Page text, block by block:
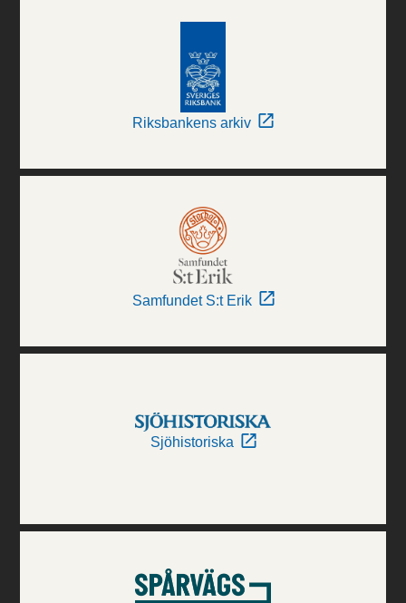
Riksbankens arkiv
Samfundet S:t Erik
Sjöhistoriska